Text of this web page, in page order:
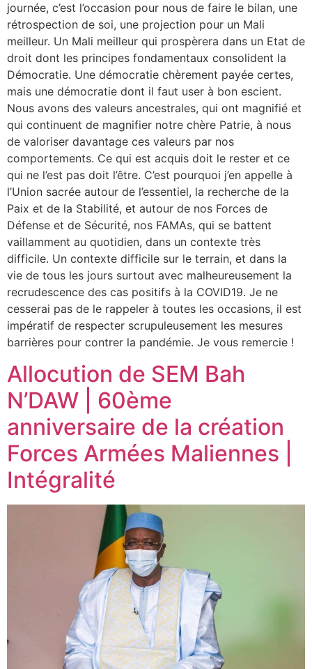
journée, c’est l’occasion pour nous de faire le bilan, une
rétrospection de soi, une projection pour un Mali
meilleur. Un Mali meilleur qui prospèrera dans un Etat de
droit dont les principes fondamentaux consolident la
Démocratie. Une démocratie chèrement payée certes,
mais une démocratie dont il faut user à bon escient.
Nous avons des valeurs ancestrales, qui ont magnifié et
qui continuent de magnifier notre chère Patrie, à nous
de valoriser davantage ces valeurs par nos
comportements. Ce qui est acquis doit le rester et ce
qui ne l’est pas doit l’être. C’est pourquoi j’en appelle à
l’Union sacrée autour de l’essentiel, la recherche de la
Paix et de la Stabilité, et autour de nos Forces de
Défense et de Sécurité, nos FAMAs, qui se battent
vaillamment au quotidien, dans un contexte très
difficile. Un contexte difficile sur le terrain, et dans la
vie de tous les jours surtout avec malheureusement la
recrudescence des cas positifs à la COVID19. Je ne
cesserai pas de le rappeler à toutes les occasions, il est
impératif de respecter scrupuleusement les mesures
barrières pour contrer la pandémie. Je vous remercie !
Allocution de SEM Bah
N’DAW | 60ème
anniversaire de la création
Forces Armées Maliennes |
Intégralité